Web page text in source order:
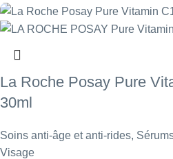
La Roche Posay Pure
30ml
Soins anti-âge et anti-rides,
Visage